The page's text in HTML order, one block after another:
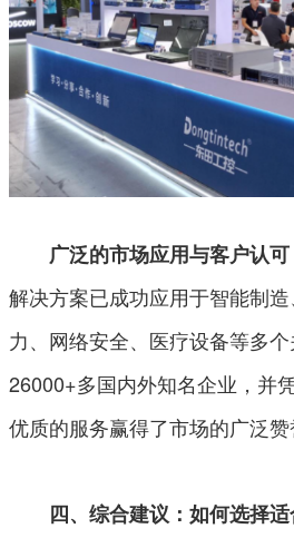
广泛的市场应用与客户认可
解决方案已成功应用于智能制
力、网络安全、医疗设备等多
26000+多国内外知名企业，并
优质的服务赢得了市场的广泛赞
四、综合建议：如何选择